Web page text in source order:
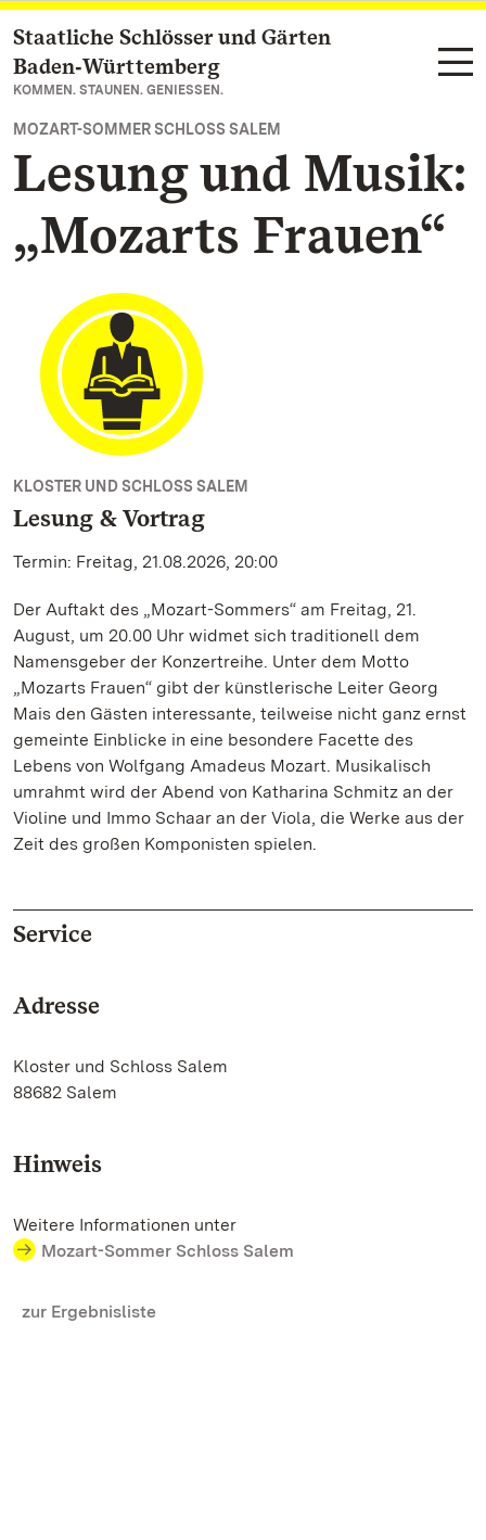
Zum Hauptinhalt springen
Staatliche Schlösser und Gärten
Baden‑Württemberg
KOMMEN. STAUNEN. GENIESSEN.
MOZART-SOMMER SCHLOSS SALEM
Lesung und Musik:
„Mozarts Frauen“
KLOSTER UND SCHLOSS SALEM
Lesung & Vortrag
Termin: Freitag, 21.08.2026, 20:00
Der Auftakt des „Mozart-Sommers“ am Freitag, 21.
August, um 20.00 Uhr widmet sich traditionell dem
Namensgeber der Konzertreihe. Unter dem Motto
„Mozarts Frauen“ gibt der künstlerische Leiter Georg
Mais den Gästen interessante, teilweise nicht ganz ernst
gemeinte Einblicke in eine besondere Facette des
Lebens von Wolfgang Amadeus Mozart. Musikalisch
umrahmt wird der Abend von Katharina Schmitz an der
Violine und Immo Schaar an der Viola, die Werke aus der
Zeit des großen Komponisten spielen.
Service
Adresse
Kloster und Schloss Salem
88682 Salem
Hinweis
Weitere Informationen unter
Mozart-Sommer Schloss Salem
zur Ergebnisliste